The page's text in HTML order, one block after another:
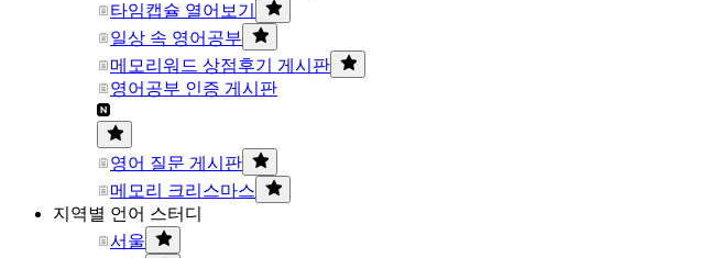
타임캡슐 열어보기
일상 속 영어공부
메모리워드 상점후기 게시판
영어공부 인증 게시판
영어 질문 게시판
메모리 크리스마스
지역별 언어 스터디
서울